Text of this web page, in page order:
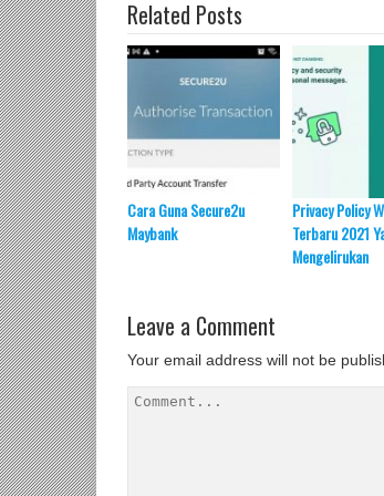
Related Posts
Cara Guna Secure2u
Maybank
Privacy Policy
Terbaru 2021
Mengelirukan
Leave a Comment
Your email address will not be